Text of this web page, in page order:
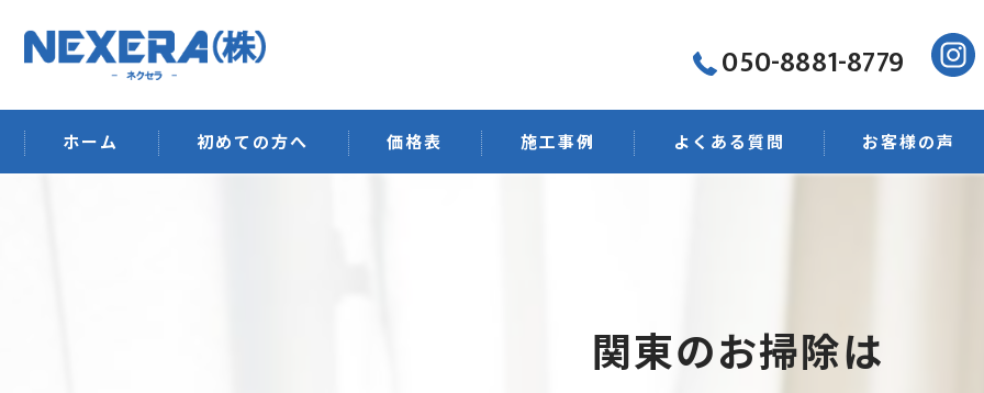
050-8881-8779
ホーム 初めての方へ 価格表 施工事例 よくある質問 お客様の声
関東のお掃除は